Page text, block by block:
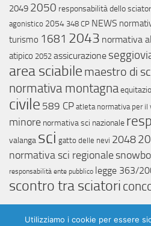
2049 2050 responsabilità dello
agonistico 2054 348 CP NEWS
turismo 1681 2043 normativa
atipico 2052 assicurazione
area sciabile maestro di
normativa montagna
civile 589 CP atleta normativa per
minore normativa sci nazionale
valanga sci gatto delle nevi 2048
normativa sci regionale
responsabilità ente pubblico legge 363/
scontro tra sciatori
Utilizziamo i cookie per essere